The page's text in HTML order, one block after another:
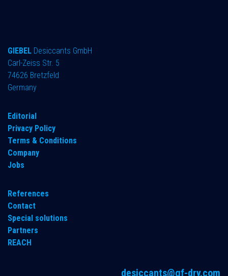
GIEBEL Desiccants GmbH
Carl-Zeiss Str. 5
74626 Bretzfeld
Germany
​Editorial
Privacy Policy
Terms & Conditions
Company
Jobs
References
Contact
Special solutions
Partners
REACH
desiccants@gf-dry.com